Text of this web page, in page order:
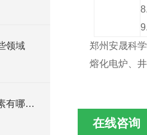
领域
影响马弗炉温度精度的因素有哪些?
郑州安晟科
熔化电炉、
在线咨询